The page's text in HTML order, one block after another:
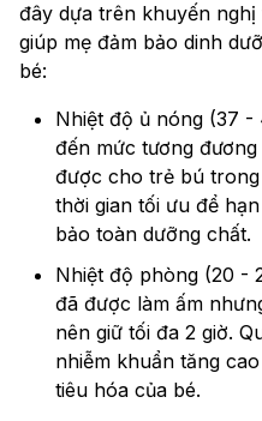
đây dựa trên khuyến
giúp mẹ đảm bảo dinh
bé:
Nhiệt độ ủ nóng (37 -
đến mức tương
được cho trẻ bú
thời gian tối ưu để
bảo toàn dưỡng chất.
Nhiệt độ phòng (20 -
đã được làm ấm
nên giữ tối đa 2 giờ.
nhiễm khuẩn tăng
tiêu hóa của bé.